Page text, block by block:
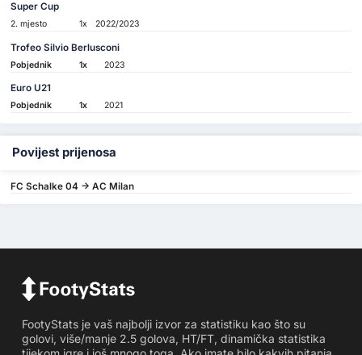
Super Cup
2. mjesto 1x 2022/2023
Trofeo Silvio Berlusconi
Pobjednik 1x 2023
Euro U21
Pobjednik 1x 2021
Povijest prijenosa
FC Schalke 04 -> AC Milan
FootyStats je vaš najbolji izvor za statistiku kao što su
golovi, više/manje 2.5 golova, HT/FT, dinamička statistika